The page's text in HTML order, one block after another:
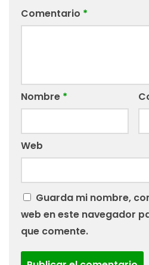
Comentario *
Nombre *
Web
Guarda mi nombre,
web en este navegador
que comente.